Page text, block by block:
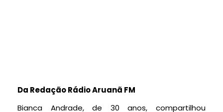
Da Redação Rádio Aruanã FM
Bianca Andrade, de 30 anos, compartilhou